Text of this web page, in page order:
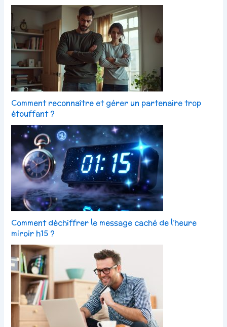
Comment reconnaître et gérer un partenaire trop
étouffant ?
Comment déchiffrer le message caché de l’heure
miroir h15 ?